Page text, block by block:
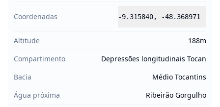
Coordenadas -9.315840, -48.368971
Altitude
188m
Compartimento
Depressões longitudinais Tocan
Bacia
Médio Tocantins
Água próxima
Ribeirão Gorgulho